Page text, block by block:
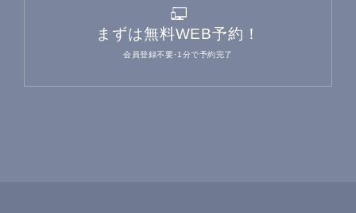
まずは無料WEB予約！
会員登録不要･1分で予約完了